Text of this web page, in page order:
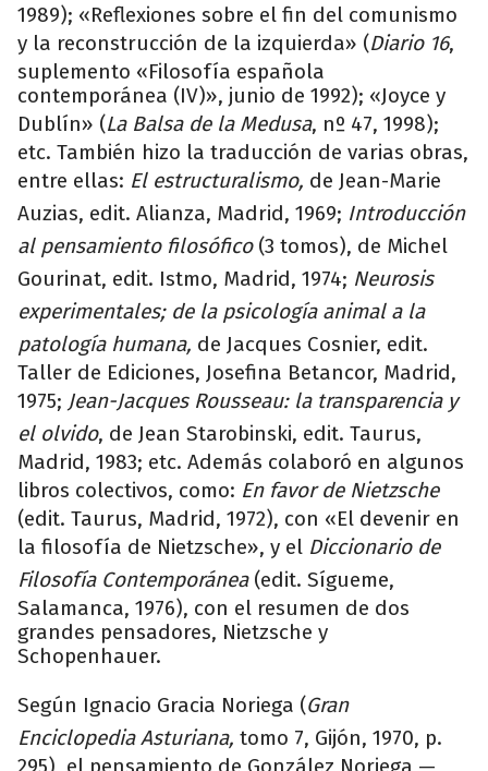
1989); «Reflexiones sobre el fin del comunismo
y la reconstrucción de la izquierda» (Diario 16,
suplemento «Filosofía española
contemporánea (IV)», junio de 1992); «Joyce y
Dublín» (La Balsa de la Medusa, nº 47, 1998);
etc. También hizo la traducción de varias obras,
entre ellas: El estructuralismo, de Jean-Marie
Auzias, edit. Alianza, Madrid, 1969; Introducción
al pensamiento filosófico(3 tomos), de Michel
Gourinat, edit. Istmo, Madrid, 1974; Neurosis
experimentales; de la psicología animal a la
patología humana, de Jacques Cosnier, edit.
Taller de Ediciones, Josefina Betancor, Madrid,
1975; Jean-Jacques Rousseau: la transparencia y
el olvido, de Jean Starobinski, edit. Taurus,
Madrid, 1983; etc. Además colaboró en algunos
libros colectivos, como: En favor de Nietzsche
(edit. Taurus, Madrid, 1972), con «El devenir en
la filosofía de Nietzsche», y el Diccionario de
Filosofía Contemporánea(edit. Sígueme,
Salamanca, 1976), con el resumen de dos
grandes pensadores, Nietzsche y
Schopenhauer.
Según Ignacio Gracia Noriega (Gran
Enciclopedia Asturiana, tomo 7, Gijón, 1970, p.
295), el pensamiento de González Noriega —